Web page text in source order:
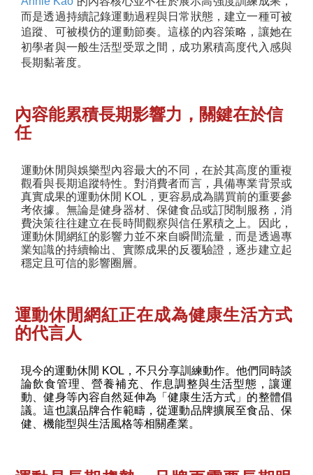
而是透過持續記錄運動過程與日常狀態，建立一種可被
追蹤、可被模仿的運動節奏。這樣的內容策略，讓她在
初學者與一般生活型受眾之間，成功累積高度代入感與
長期黏著度。
內容能累積長期影響力，關鍵在於信
任
運動休閒與娛樂型內容最大的不同，在於其高度的重複
觀看與長期追蹤特性。對消費者而言，具備專業背景或
真實成果的運動休閒 KOL，更容易成為購買前的重要參
考依據。無論是健身器材、保健食品或訂閱制服務，消
費決策往往建立在長時間觀察與信任累積之上。因此，
運動休閒網紅的影響力並不來自瞬間流量，而是透過專
業知識的持續輸出、實際成果的反覆驗證，逐步建立起
穩定且可信的影響圈層。
運動休閒網紅正在成為健康生活方式
的代言人
現今的運動休閒 KOL，不只分享訓練動作。他們同時談
論飲食管理、營養補充、作息調整與生活型態，讓運
動、健身等內容自然延伸為「健康生活方式」的整體倡
議。這也讓品牌合作範疇，從運動品牌擴展至食品、保
健、機能型與生活風格等相關產業。